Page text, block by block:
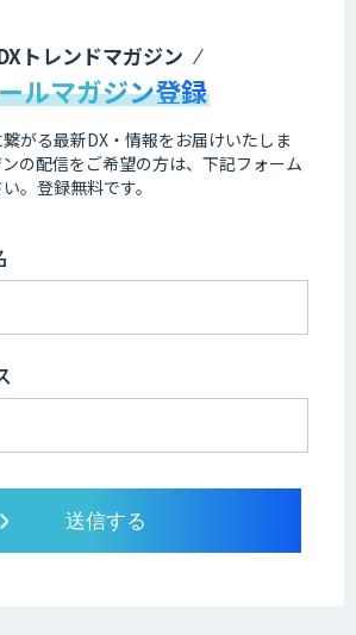
トレンドマガジン
ルマガジン登録
がる最新DX・情報をお届けいたしま
の配信をご希望の方は、下記フォーム
。登録無料です。